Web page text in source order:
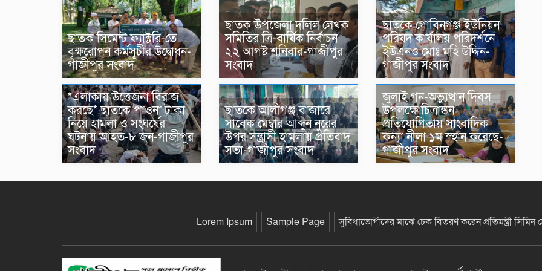
ছাতক সিমেন্ট ফ্যাক্টরি-তে
বৃক্ষরোপন কর্মসূচীর উদ্বোধন-
গাজীপুর সংবাদ
ছাতক উপজেলা দলিল লেখক
সমিতির ত্রি-বার্ষিক নির্বাচন
২২ আগষ্ট শনিবার-গাজীপুর
সংবাদ
ছাতকে গোবিনগঞ্জ ইউনিয়ন
পরিষদ কার্যালয় পরিদর্শনে
ইউএনও মোঃ মহি উদ্দিন-
গাজীপুর সংবাদ
*এলাকায় উত্তেজনা বিরাজ
করছে* ছাতকে পাওনা টাকা
নিয়ে হামলা ও সংঘর্ষের
ঘটনায় আহত-৮ জন-গাজীপুর
সংবাদ
ছাতকে আলীগঞ্জ বাজারে
সাবেক মেম্বার আব্দুন নুরের
উপর সন্ত্রাসী হামলায় প্রতিবাদ
সভা-গাজীপুর সংবাদ
জুলাই গন-অভ্যুত্থান দিবস
উপলক্ষে চিত্রাঙ্কন
প্রতিযোগিতায় সাংবাদিক
কন্যা নীলা ১ম স্হান করেছে-
গাজীপুর সংবাদ
Lorem Ipsum Sample Page সুবিধাভোগীদের মাঝে চেক বিতরণ করেন প্রতিমন্ত্রী